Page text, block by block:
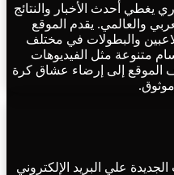
اخباري يغطي أحدث الأخبار والنتائج
والعالمي. يقدم الموقع
والبطولات في مختلف
متنوعة مثل الفيديوهات
الموقع إلى إرضاء عشاق كرة
علي البريد الإلكتروني